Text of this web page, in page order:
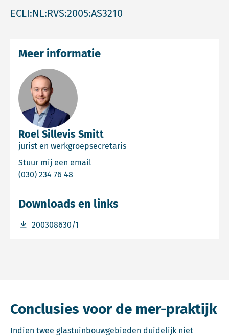
ECLI:NL:RVS:2005:AS3210
Roel Sillevis Smitt
jurist en werkgroepsecretaris
Stuur mij een email
(030) 234 76 48
Meer informatie
Downloads en links
200308630/1
Download bestand 200308630/1
Conclusies voor de mer-praktijk
Indien twee glastuinbouwgebieden duidelijk niet